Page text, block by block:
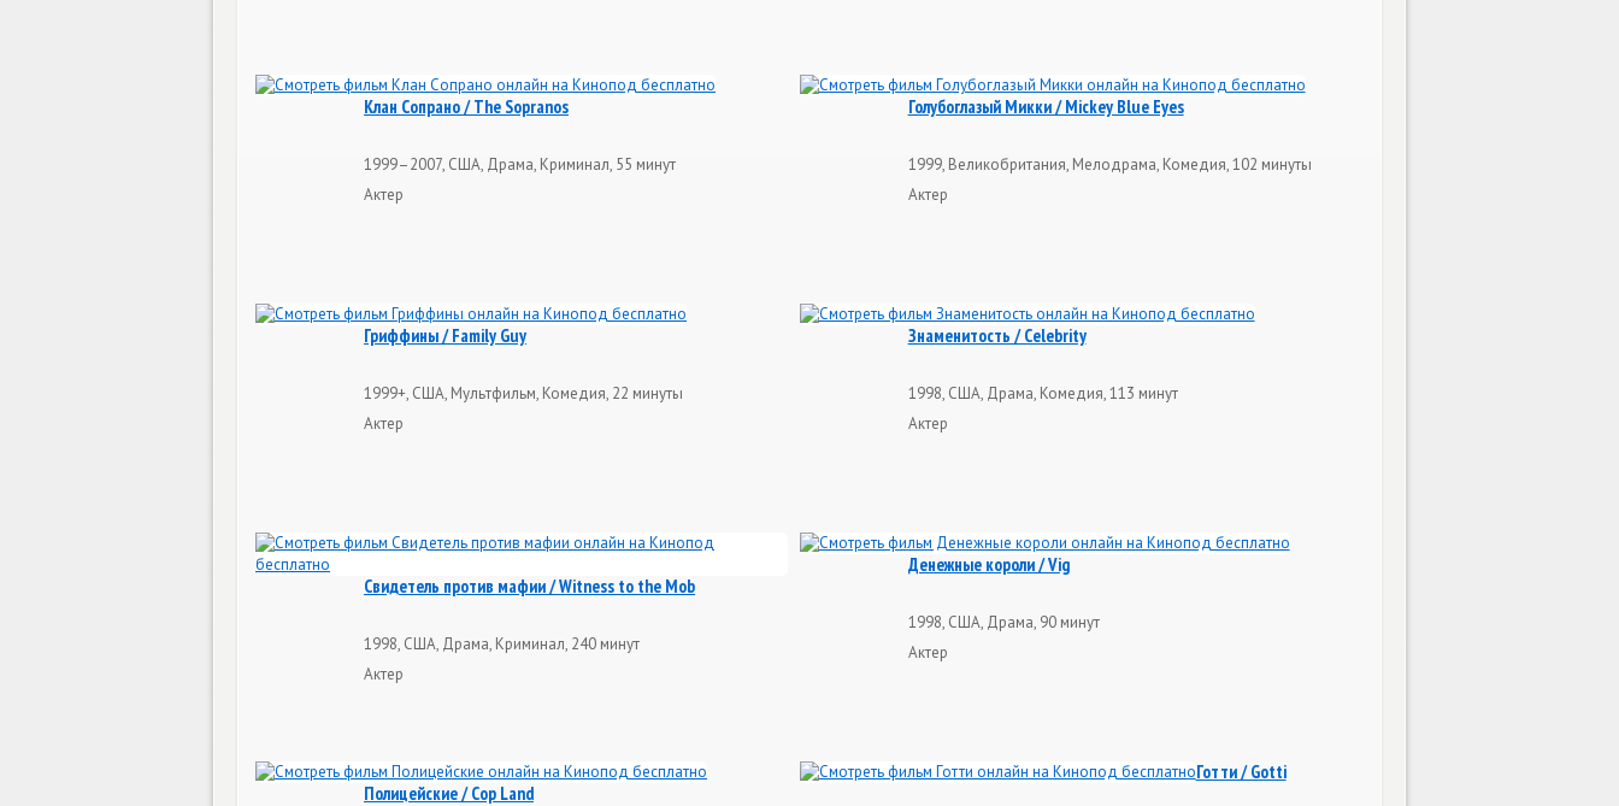
Клан Сопрано / The Sopranos
1999–2007, США, Драма, Криминал, 55 минут
Актер
Голубоглазый Микки / Mickey Blue Eyes
1999, Великобритания, Мелодрама, Комедия, 102 минуты
Актер
Гриффины / Family Guy
1999+, США, Мультфильм, Комедия, 22 минуты
Актер
Знаменитость / Celebrity
1998, США, Драма, Комедия, 113 минут
Актер
Свидетель против мафии / Witness to the Mob
1998, США, Драма, Криминал, 240 минут
Актер
Денежные короли / Vig
1998, США, Драма, 90 минут
Актер
Полицейские / Cop Land
Готти / Gotti